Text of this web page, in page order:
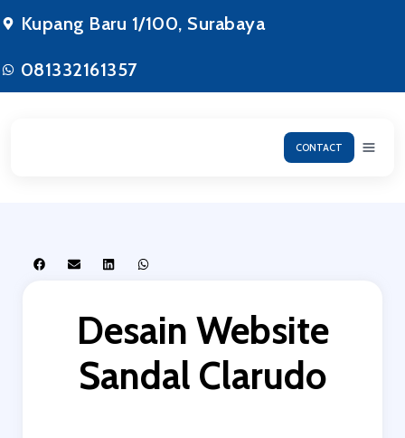
Kupang Baru 1/100, Surabaya
081332161357
CONTACT
Desain Website
Sandal Clarudo